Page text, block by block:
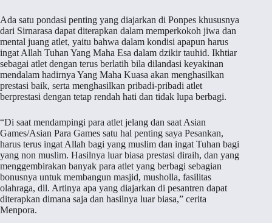
Ada satu pondasi penting yang diajarkan di Ponpes khususnya
dari Sirnarasa dapat diterapkan dalam memperkokoh jiwa dan
mental juang atlet, yaitu bahwa dalam kondisi apapun harus
ingat Allah Tuhan Yang Maha Esa dalam dzikir tauhid. Ikhtiar
sebagai atlet dengan terus berlatih bila dilandasi keyakinan
mendalam hadirnya Yang Maha Kuasa akan menghasilkan
prestasi baik, serta menghasilkan pribadi-pribadi atlet
berprestasi dengan tetap rendah hati dan tidak lupa berbagi.
“Di saat mendampingi para atlet jelang dan saat Asian
Games/Asian Para Games satu hal penting saya Pesankan,
harus terus ingat Allah bagi yang muslim dan ingat Tuhan bagi
yang non muslim. Hasilnya luar biasa prestasi diraih, dan yang
menggembirakan banyak para atlet yang berbagi sebagian
bonusnya untuk membangun masjid, musholla, fasilitas
olahraga, dll. Artinya apa yang diajarkan di pesantren dapat
diterapkan dimana saja dan hasilnya luar biasa,” cerita
Menpora.